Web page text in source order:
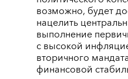
возможно, будет
нацелить
выполнение
с высокой
вторичного
финансовой